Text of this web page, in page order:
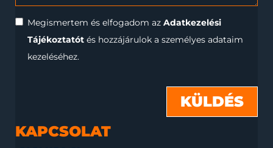
KAPCSOLAT
Megismertem és elfogadom az Adatkezelési
Tájékoztatót és hozzájárulok a személyes adataim
kezeléséhez.
KÜLDÉS